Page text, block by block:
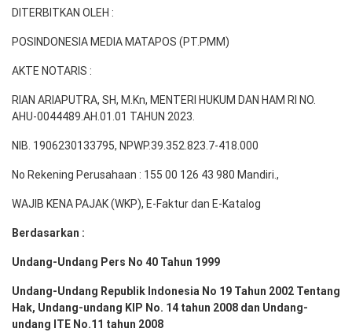
DITERBITKAN OLEH :
POSINDONESIA MEDIA MATAPOS (PT.PMM)
AKTE NOTARIS :
RIAN ARIAPUTRA, SH, M.Kn, MENTERI HUKUM DAN HAM RI NO.
AHU-0044489.AH.01.01 TAHUN 2023.
NIB. 1906230133795, NPWP.39.352.823.7-418.000
No Rekening Perusahaan : 155 00 126 43 980 Mandiri.,
WAJIB KENA PAJAK (WKP), E-Faktur dan E-Katalog
Berdasarkan :
Undang-Undang Pers No 40 Tahun 1999
Undang-Undang Republik Indonesia No 19 Tahun 2002 Tentang
Hak, Undang-undang KIP No. 14 tahun 2008 dan Undang-
undang ITE No.11 tahun 2008